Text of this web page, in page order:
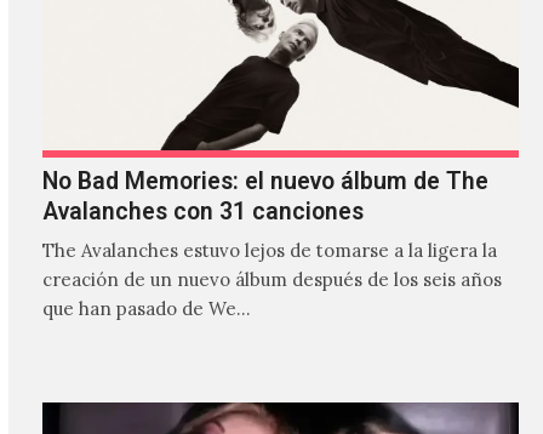
No Bad Memories: el nuevo álbum de The
Avalanches con 31 canciones
The Avalanches estuvo lejos de tomarse a la ligera la
creación de un nuevo álbum después de los seis años
que han pasado de We…